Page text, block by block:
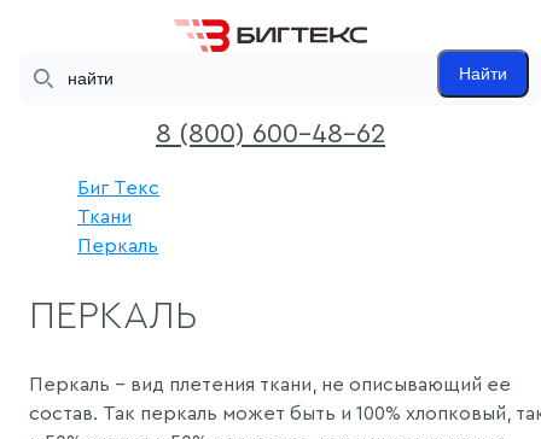
Найти
8 (800) 600-48-62
Биг Текс
Ткани
Перкаль
ПЕРКАЛЬ
Перкаль - вид плетения ткани, не описывающий ее
состав. Так перкаль может быть и 100% хлопковый,